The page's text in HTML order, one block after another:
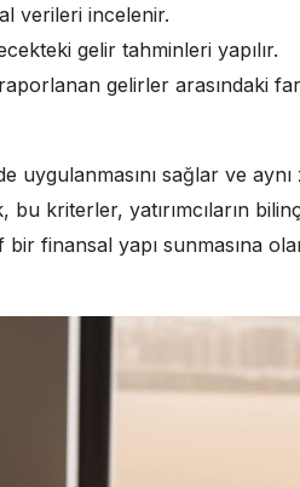
verileri incelenir.
gelir tahminleri yapılır.
gelirler arasındaki
uygulanmasını sağlar ve aynı
kriterler, yatırımcıların
finansal yapı sunmasına